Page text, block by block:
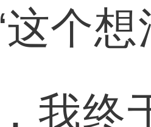
想
我终